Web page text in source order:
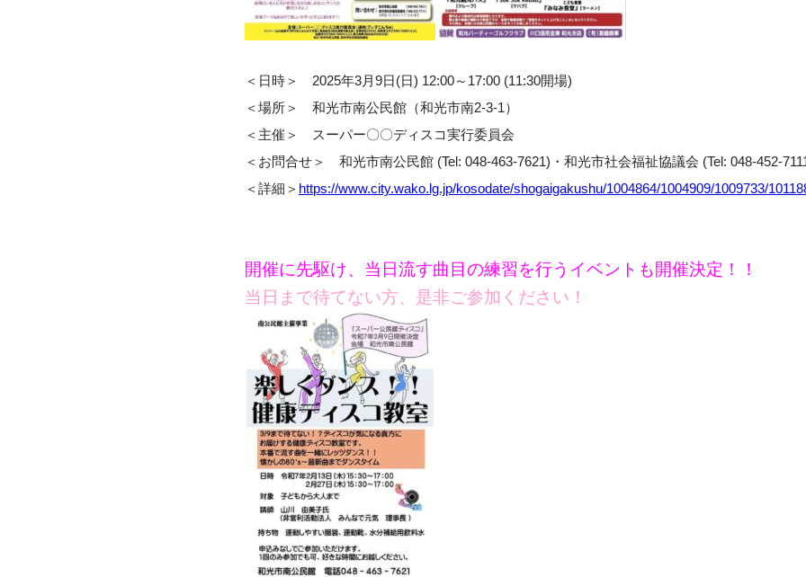
＜日時＞ 2025年3月9日(日) 12:00～17:00 (11:30開場)
＜場所＞ 和光市南公民館（和光市南2-3-1）
＜主催＞ スーパー〇〇ディスコ実行委員会
＜お問合せ＞ 和光市南公民館 (Tel: 048-463-7621)・和光市社会福祉協議会 (Tel: 048-452-
＜詳細＞ https://www.city.wako.lg.jp/kosodate/shogaigakushu/1004864/1004909/1009733/
開催に先駆け、当日流す曲目の練習を行うイベントも開催決定！！
当日まで待てない方、是非ご参加ください！